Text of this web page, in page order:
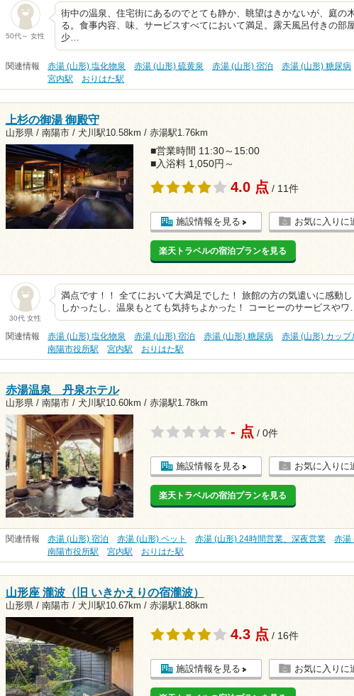
50代～ 女性
街中の温泉、住宅街にあるのでとても静か、眺望はきかないが、庭の
る。食事内容、味、サービスすべてにおいて満足。露天風呂付きの部
少…
関連情報 赤湯 (山形) 塩化物泉 赤湯 (山形) 硫黄泉 赤湯 (山形) 宿泊 赤湯 (山形) 糖尿病
宮内駅
おりはた駅
上杉の御湯 御殿守
山形県 / 南陽市 / 犬川駅10.58km / 赤湯駅1.76km
■営業時間 11:30～15:00
■入浴料 1,050円～
4.0 点 / 11件
施設情報を見る お気に入りに
楽天トラベルの宿泊プランを見る
30代 女性
満点です！！ 全てにおいて大満足でした！ 旅館の方の気遣いに感動
しかったし、温泉もとても気持ちよかった！ コーヒーのサービスや
関連情報 赤湯 (山形) 塩化物泉 赤湯 (山形) 宿泊 赤湯 (山形) 糖尿病 赤湯 (山形) カップ
南陽市役所駅
宮内駅 おりはた駅
赤湯温泉 丹泉ホテル
山形県 / 南陽市 / 犬川駅10.60km / 赤湯駅1.78km
- 点 / 0件
施設情報を見る お気に入りに
楽天トラベルの宿泊プランを見る
関連情報 赤湯 (山形) 宿泊 赤湯 (山形) ペット 赤湯 (山形) 24時間営業、深夜営業 赤湯
南陽市役所駅
宮内駅 おりはた駅
山形座 瀧波（旧 いきかえりの宿瀧波）
山形県 / 南陽市 / 犬川駅10.67km / 赤湯駅1.88km
4.3 点 / 16件
施設情報を見る お気に入りに